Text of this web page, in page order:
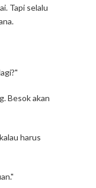
Tapi selalu
Besok akan
harus